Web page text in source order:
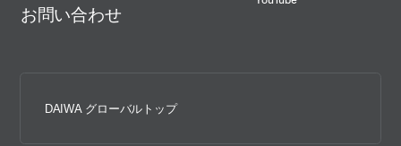
お問い合わせ
DAIWA グローバルトップ